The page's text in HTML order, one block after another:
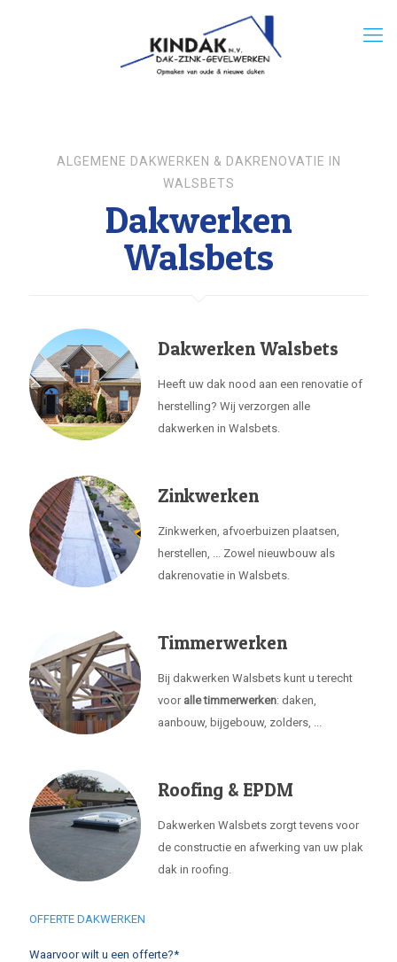
ALGEMENE DAKWERKEN & DAKRENOVATIE IN
WALSBETS
Dakwerken
Walsbets
Dakwerken Walsbets
Heeft uw dak nood aan een renovatie of
herstelling? Wij verzorgen alle
dakwerken in Walsbets.
Zinkwerken
Zinkwerken, afvoerbuizen plaatsen,
herstellen, ... Zowel nieuwbouw als
dakrenovatie in Walsbets.
Timmerwerken
Bij dakwerken Walsbets kunt u terecht
voor alle timmerwerken: daken,
aanbouw, bijgebouw, zolders, ...
Roofing & EPDM
Dakwerken Walsbets zorgt tevens voor
de constructie en afwerking van uw plak
dak in roofing.
OFFERTE DAKWERKEN
Waarvoor wilt u een offerte?*